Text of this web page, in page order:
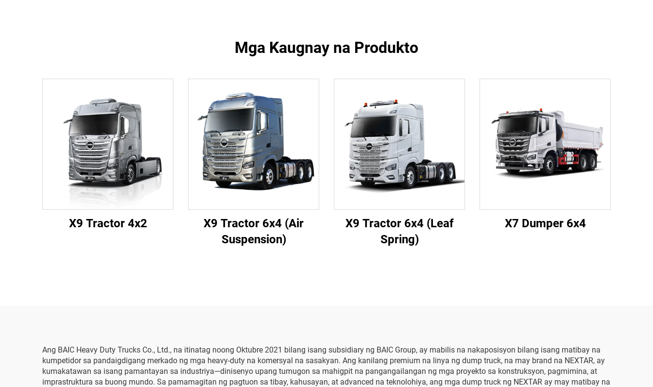
Mga Kaugnay na Produkto
X9 Tractor 4x2
X9 Tractor 6x4 (Air
Suspension)
X9 Tractor 6x4 (Leaf
Spring)
X7 Dumper 6x4
Ang BAIC Heavy Duty Trucks Co., Ltd., na itinatag noong Oktubre 2021 bilang isang subsidiary ng BAIC Group, ay mabilis na nakaposisyon bilang isang matibay na
kumpetidor sa pandaigdigang merkado ng mga heavy-duty na komersyal na sasakyan. Ang kanilang premium na linya ng dump truck, na may brand na NEXTAR, ay
kumakatawan sa isang pamantayan sa industriya—dinisenyo upang tumugon sa mahigpit na pangangailangan ng mga proyekto sa konstruksyon, pagmimina, at
imprastruktura sa buong mundo. Sa pamamagitan ng pagtuon sa tibay, kahusayan, at advanced na teknolohiya, ang mga dump truck ng NEXTAR ay may matibay na